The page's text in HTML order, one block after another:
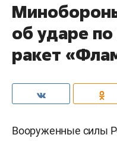
об ударе
ракет
Вооруженные силы